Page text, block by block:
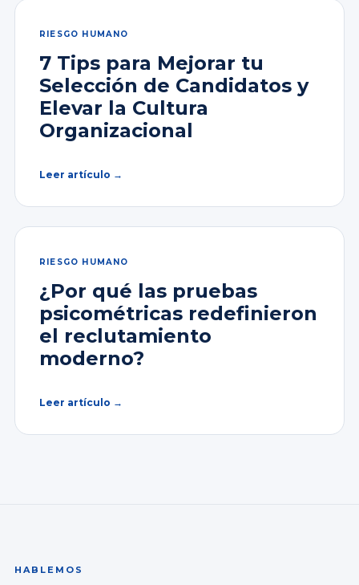
RIESGO HUMANO
7 Tips para Mejorar tu
Selección de Candidatos y
Elevar la Cultura
Organizacional
Leer artículo →
RIESGO HUMANO
¿Por qué las pruebas
psicométricas redefinieron
el reclutamiento
moderno?
Leer artículo →
HABLEMOS